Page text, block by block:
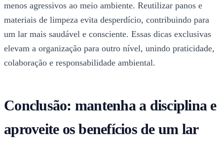
menos agressivos ao meio ambiente. Reutilizar panos e
materiais de limpeza evita desperdício, contribuindo para
um lar mais saudável e consciente. Essas dicas exclusivas
elevam a organização para outro nível, unindo praticidade,
colaboração e responsabilidade ambiental.
Conclusão: mantenha a disciplina e
aproveite os benefícios de um lar